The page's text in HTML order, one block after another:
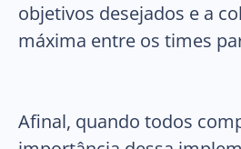
objetivos desejados e a
máxima entre os times
Afinal, quando todos